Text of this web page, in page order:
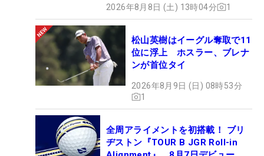
GW：ヨネックスEZONE W501（48°）
A,SW：本間ゴルフTOUR WORLD TW-W（50,57°）
PT：オデッセイPROTYPE ix＃1
BALL：タイトリスト Pro V1x
2026年8月8日 (土) 13時04分 1
松山英樹はイーグル奪取で11
位に浮上 ホスラー、ブレナ
ンが首位タイ
2026年8月9日 (日) 08時53分
1
全周アライメントを初搭載！ ブリ
ヂストン『TOUR B JGR Roll-in